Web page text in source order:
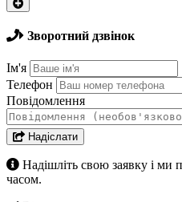
Зворотний дзвінок
Ім'я
Телефон
Повідомлення
Надіслати
Надішліть свою заявку і
часом.